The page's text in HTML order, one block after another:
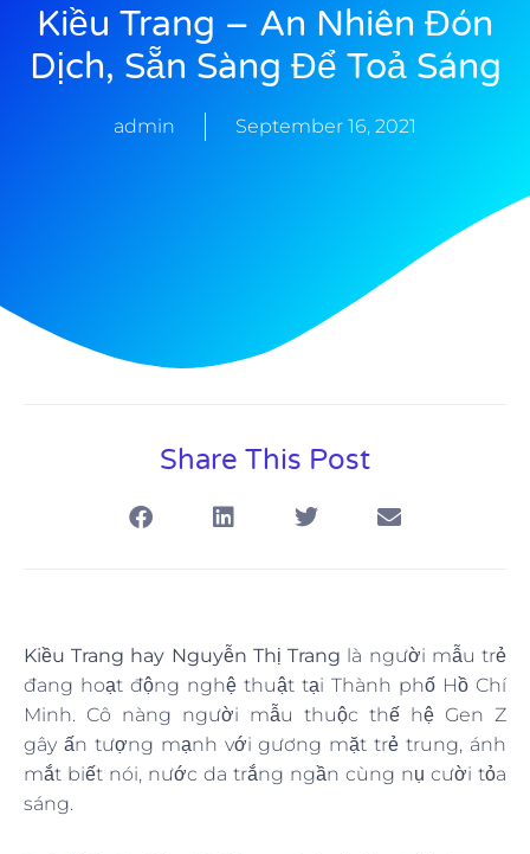
Kiều Trang – An Nhiên Đón
Dịch, Sẵn Sàng Để Toả Sáng
admin September 16, 2021
Share This Post
Kiều Trang hay Nguyễn Thị Trang là người mẫu trẻ
đang hoạt động nghệ thuật tại Thành phố Hồ Chí
Minh. Cô nàng người mẫu thuộc thế hệ Gen Z
gây ấn tượng mạnh với gương mặt trẻ trung, ánh
mắt biết nói, nước da trắng ngần cùng nụ cười tỏa
sáng.